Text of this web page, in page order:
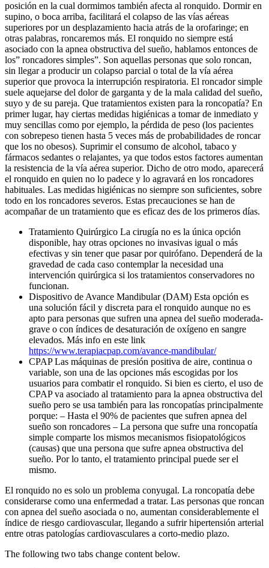
posición en la cual dormimos también afecta al ronquido. Dormir en
supino, o boca arriba, facilitará el colapso de las vías aéreas
superiores por un desplazamiento hacia atrás de la orofaringe; en
otras palabras, roncaremos más. El ronquido no siempre está
asociado con la apnea obstructiva del sueño, hablamos entonces de
los” roncadores simples”. Son aquellas personas que solo roncan,
sin llegar a producir un colapso parcial o total de la vía aérea
superior que provoca la interrupción respiratoria. El roncador simple
suele aquejarse del dolor de garganta y de la mala calidad del sueño,
suyo y de su pareja. Que tratamientos existen para la roncopatía? En
primer lugar, hay ciertas medidas higiénicas a tomar de inmediato y
muy sencillas como por ejemplo, la pérdida de peso (los pacientes
con sobrepeso tienen hasta 5 veces más de probabilidades de roncar
que los no obesos). Suprimir el consumo de alcohol, tabaco y
fármacos sedantes o relajantes, ya que todos estos factores aumentan
la resistencia de la vía aérea superior. Dicho de otro modo, aparecerá
el ronquido en quien no lo padece y lo agravará en los roncadores
habituales. Las medidas higiénicas no siempre son suficientes, sobre
todo en los roncadores severos. Estas precauciones se han de
acompañar de un tratamiento que es eficaz des de los primeros días.
Tratamiento Quirúrgico La cirugía no es la única opción
disponible, hay otras opciones no invasivas igual o más
efectivas y sin tener que pasar por quirófano. Dependerá de la
gravedad de cada caso contemplar la necesidad una
intervención quirúrgica si los tratamientos conservadores no
funcionan.
Dispositivo de Avance Mandibular (DAM) Esta opción es
una solución fácil y discreta para el ronquido aunque no es
apto para personas que sufren una apnea del sueño moderada-
grave o con índices de desaturación de oxígeno en sangre
elevados. Más info en este link
https://www.terapiacpap.com/avance-mandibular/
CPAP Las máquinas de presión positiva de aire, continua o
variable, son una de las opciones más escogidas por los
usuarios para combatir el ronquido. Si bien es cierto, el uso de
CPAP va asociado al tratamiento para la apnea obstructiva del
sueño pero se usa también para las roncopatías principalmente
porque: – Hasta el 90% de pacientes que sufren apnea del
sueño son roncadores – La persona que sufre una roncopatía
simple comparte los mismos mecanismos fisiopatológicos
(causas) que una persona que sufre apnea obstructiva del
sueño. Por lo tanto, el tratamiento principal puede ser el
mismo.
El ronquido no es solo un problema conyugal. La roncopatía debe
considerarse como una enfermedad a tratar. Las personas que roncan
con apnea del sueño asociada o no, aumentan considerablemente el
índice de riesgo cardiovascular, llegando a sufrir hipertensión arterial
entre otras patologías cardiovasculares a corto-medio plazo.
The following two tabs change content below.